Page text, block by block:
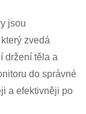
jsou
zvedá
držení těla a
do správné
a efektivněji po